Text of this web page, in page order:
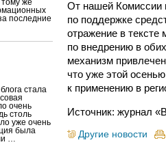
же
последние
стала
очень
столь
уже очень
была
…
От нашей Комиссии
по поддержке
отражение в тексте
по внедрению в
механизм
что уже этой
к применению в
Источник: журнал
Другие новости